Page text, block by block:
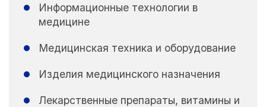
Информационные технологии в
медицине
Медицинская техника и оборудование
Изделия медицинского назначения
Лекарственные препараты, витамины и